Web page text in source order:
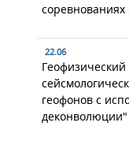
соревнованиях
22.06
геофонов с
деконволюции"